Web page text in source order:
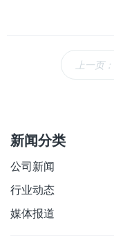
上一页：
新闻分类
公司新闻
行业动态
媒体报道